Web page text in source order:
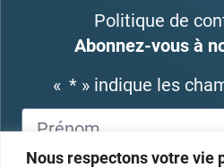
Nous respectons votre vie
Politique de
Abonnez-vous à
« * » indique les